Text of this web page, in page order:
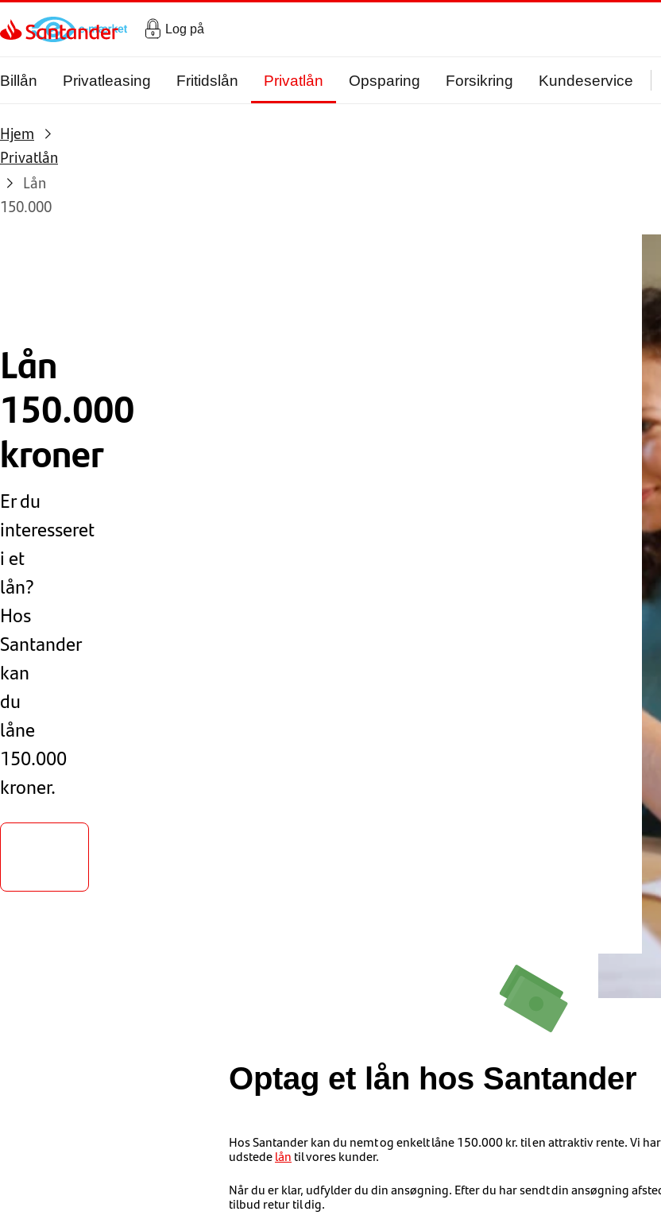
Gå til hovedindholdet
Log på
Billån Privatleasing Fritidslån Privatlån Opsparing Forsikring Kundeservice
Hjem
Privatlån
Lån
150.000
Lån
150.000
kroner
Er du
interesseret
i et
lån?
Hos
Santander
kan
du
låne
150.000
kroner.
Optag et lån hos Santander
Hos Santander kan du nemt og enkelt låne 150.000 kr. til en attraktiv rente.Vi
udstedelån til vores kunder.
Når du er klar, udfylder du din ansøgning. Efter du har sendt din ansøgning
tilbud retur til dig.